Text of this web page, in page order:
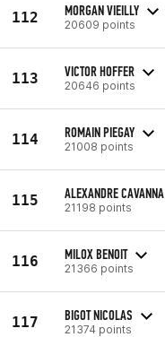
112 MORGAN VIEILLY
20609 points
113 VICTOR HOFFER
20646 points
114 ROMAIN PIEGAY
21008 points
115 ALEXANDRE CAVANNA
21198 points
116 MILOX BENOIT
21366 points
117 BIGOT NICOLAS
21374 points